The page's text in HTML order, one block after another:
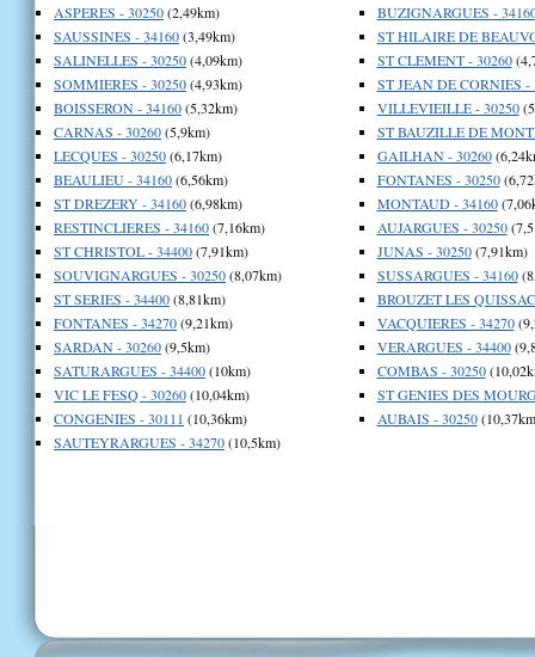
ASPERES - 30250(2,49km)
SAUSSINES - 34160(3,49km)
SALINELLES - 30250(4,09km)
SOMMIERES - 30250(4,93km)
BOISSERON - 34160(5,32km)
CARNAS - 30260(5,9km)
LECQUES - 30250(6,17km)
BEAULIEU - 34160(6,56km)
ST DREZERY - 34160(6,98km)
RESTINCLIERES - 34160(7,16km)
ST CHRISTOL - 34400(7,91km)
SOUVIGNARGUES - 30250(8,07km)
ST SERIES - 34400(8,81km)
FONTANES - 34270(9,21km)
SARDAN - 30260(9,5km)
SATURARGUES - 34400(10km)
VIC LE FESQ - 30260(10,04km)
CONGENIES - 30111 (10,36km)
SAUTEYRARGUES - 34270(10,5km)
BUZIGNARGUES -
ST HILAIRE DE
ST CLEMENT - 30260
ST JEAN DE CORNIES -
VILLEVIEILLE - 30250
ST BAUZILLE DE
GAILHAN - 30260
FONTANES - 30250
MONTAUD - 34160
AUJARGUES - 30250
JUNAS - 30250(7,91km)
SUSSARGUES - 34160
BROUZET LES
VACQUIERES - 34270
VERARGUES - 34400
COMBAS - 30250
ST GENIES DES
AUBAIS - 30250